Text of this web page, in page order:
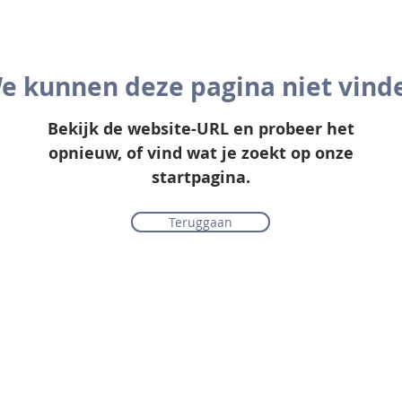
kunnen deze pagina niet
Bekijk de website-URL en probeer het
opnieuw, of vind wat je zoekt op onze
startpagina.
Teruggaan